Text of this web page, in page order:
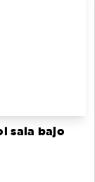
sala bajo